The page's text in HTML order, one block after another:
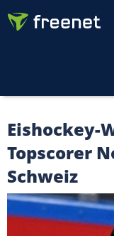
Eishockey-
Topscorer
Schweiz